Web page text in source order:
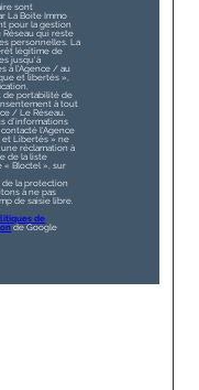
sont
La Boite Immo
pour la gestion
qui reste
personnelles. La
légitime de
jusqu'à
à l'Agence / au
et libertés »,
de portabilité de
à tout
/ Le Réseau.
d’informations
l'Agence
et Libertés » ne
réclamation à
de la liste
« Bloctel », sur
de la protection
à ne pas
de saisie libre.
de
de Google